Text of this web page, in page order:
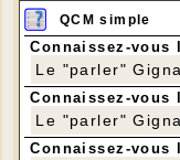
QCM simple
Connaissez-vous
Le "parler"
Connaissez-vous
Le "parler"
Connaissez-vous